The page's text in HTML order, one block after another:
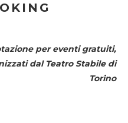
per eventi gratuiti,
dal Teatro Stabile di
Torino